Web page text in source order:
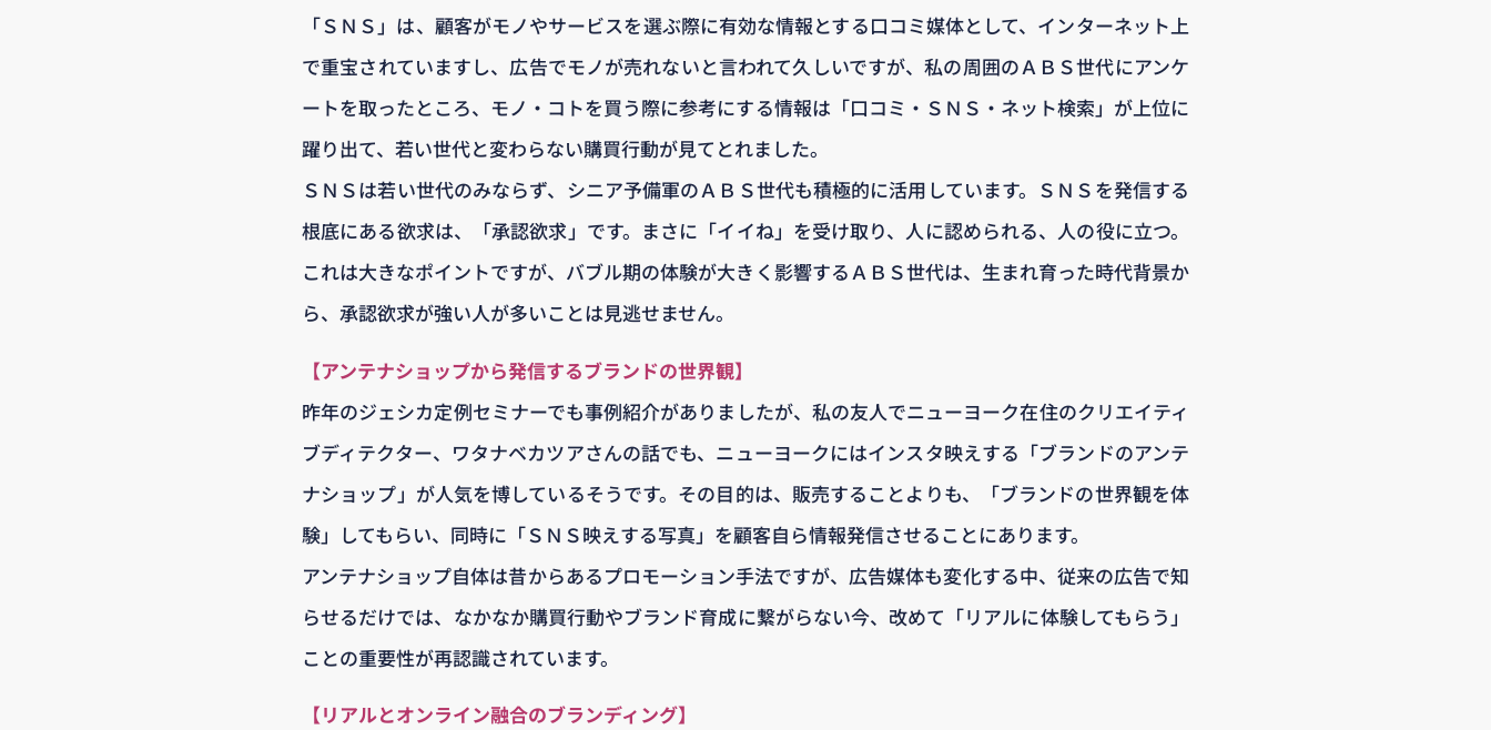
「ＳＮＳ」は、顧客がモノやサービスを選ぶ際に有効な情報とする口コミ媒体として、インターネット上
で重宝されていますし、広告でモノが売れないと言われて久しいですが、私の周囲のＡＢＳ世代にアンケ
ートを取ったところ、モノ・コトを買う際に参考にする情報は「口コミ・ＳＮＳ・ネット検索」が上位に
躍り出て、若い世代と変わらない購買行動が見てとれました。
ＳＮＳは若い世代のみならず、シニア予備軍のＡＢＳ世代も積極的に活用しています。ＳＮＳを発信する
根底にある欲求は、「承認欲求」です。まさに「イイね」を受け取り、人に認められる、人の役に立つ。
これは大きなポイントですが、バブル期の体験が大きく影響するＡＢＳ世代は、生まれ育った時代背景か
ら、承認欲求が強い人が多いことは見逃せません。
【アンテナショップから発信するブランドの世界観】
昨年のジェシカ定例セミナーでも事例紹介がありましたが、私の友人でニューヨーク在住のクリエイティ
ブディテクター、ワタナベカツアさんの話でも、ニューヨークにはインスタ映えする「ブランドのアンテ
ナショップ」が人気を博しているそうです。その目的は、販売することよりも、「ブランドの世界観を体
験」してもらい、同時に「ＳＮＳ映えする写真」を顧客自ら情報発信させることにあります。
アンテナショップ自体は昔からあるプロモーション手法ですが、広告媒体も変化する中、従来の広告で知
らせるだけでは、なかなか購買行動やブランド育成に繋がらない今、改めて「リアルに体験してもらう」
ことの重要性が再認識されています。
【リアルとオンライン融合のブランディング】